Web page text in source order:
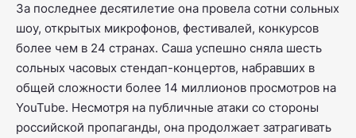
За последнее десятилетие она провела сотни сольных
шоу, открытых микрофонов, фестивалей, конкурсов
более чем в 24 странах. Саша успешно сняла шесть
сольных часовых стендап-концертов, набравших в
общей сложности более 14 миллионов просмотров на
YouTube. Несмотря на публичные атаки со стороны
российской пропаганды, она продолжает затрагивать